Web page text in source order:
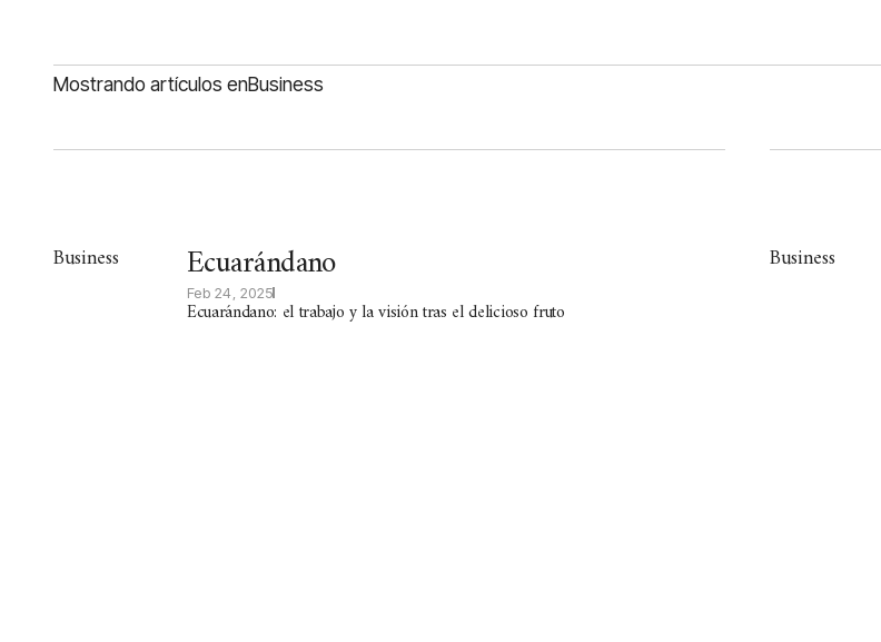
Mostrando artículos enBusiness
Business Ecuarándano
Feb 24, 2025
Ecuarándano: el trabajo y la visión tras el delicioso fruto
Business